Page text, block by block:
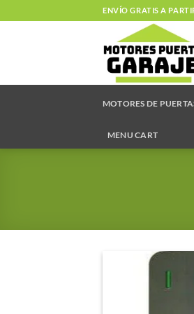
al
ENVÍO GRATIS A
MOTORES DE
MENU CART